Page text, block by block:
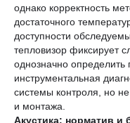
однако корректность
достаточного
доступности
тепловизор фиксирует
однозначно определить
инструментальная
системы контроля, но
и
Акустика: норматив и